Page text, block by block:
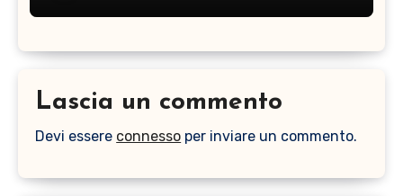
Lascia un commento
Devi essere connesso per inviare un commento.